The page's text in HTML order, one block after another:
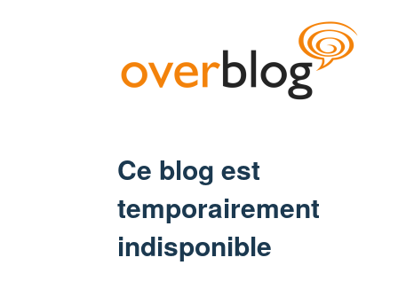
Ce blog est
temporairement
indisponible